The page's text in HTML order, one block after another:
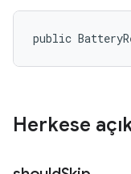
public
Herkese